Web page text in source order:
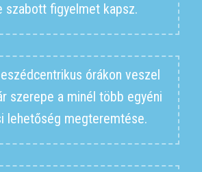
szabott figyelmet kapsz.
órákon veszel
szerepe a minél több egyéni
lehetőség megteremtése.